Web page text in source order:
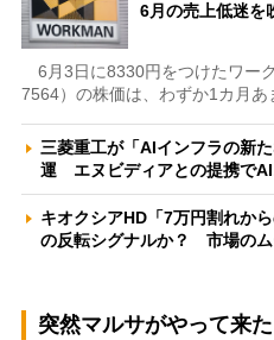
6月の売上低迷を
6月3日に8330円をつけたワー
7564）の株価は、わずか1カ月あ
三菱重工が「AIインフラの新
運 エヌビディアとの提携で
キオクシアHD「7万円割れか
の反転シグナルか？ 市場の
突然マルサがやって来た